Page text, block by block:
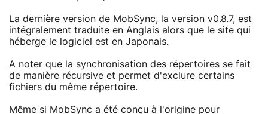
La dernière version de MobSync, la version v0.8.7, est
intégralement traduite en Anglais alors que le site qui
héberge le logiciel est en Japonais.
A noter que la synchronisation des répertoires se fait
de manière récursive et permet d'exclure certains
fichiers du même répertoire.
Même si MobSync a été conçu à l'origine pour